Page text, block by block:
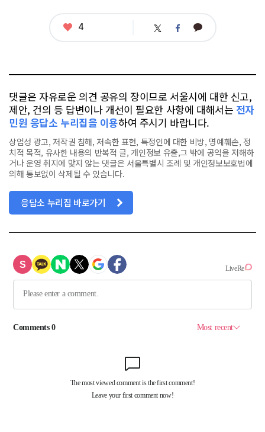
좋
4 트 페 카
댓글은 자유로운 의견 공유의 장이므로 서울시에 대한 신고,
제안, 건의 등 답변이나 개선이 필요한 사항에 대해서는 전자
민원 응답소 누리집을 이용하여 주시기 바랍니다.
상업성 광고, 저작권 침해, 저속한 표현, 특정인에 대한 비방, 명예훼손, 정
치적 목적, 유사한 내용의 반복적 글, 개인정보 유출,그 밖에 공익을 저해하
거나 운영 취지에 맞지 않는 댓글은 서울특별시 조례 및 개인정보보호법에
의해 통보없이 삭제될 수 있습니다.
응답소 누리집 바로가기